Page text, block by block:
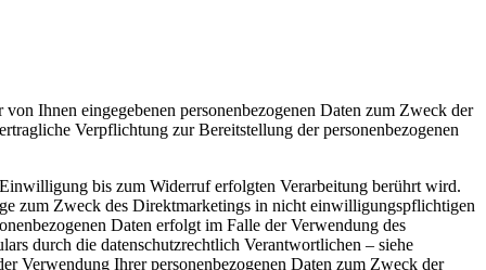
Ihnen eingegebenen personenbezogenen Daten zum Zweck der
Verpflichtung zur Bereitstellung der personenbezogenen
bis zum Widerruf erfolgten Verarbeitung berührt wird.
zum Zweck des Direktmarketings in nicht einwilligungspflichtigen
Daten erfolgt im Falle der Verwendung des
durch die datenschutzrechtlich Verantwortlichen – siehe
Verwendung Ihrer personenbezogenen Daten zum Zweck der